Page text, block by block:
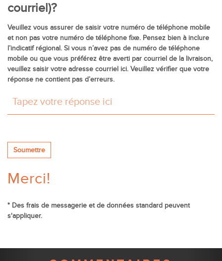
courriel)?
Veuillez vous assurer de saisir votre numéro de téléphone mobile
et non pas votre numéro de téléphone fixe. Pensez bien à inclure
l’indicatif régional. Si vous n’avez pas de numéro de téléphone
mobile ou que vous préférez être averti par courriel de la livraison,
veuillez saisir votre adresse courriel ici. Veuillez vérifier que votre
réponse ne contient pas d’erreurs.
Soumettre
Merci!
* Des frais de messagerie et de données standard peuvent
s'appliquer.